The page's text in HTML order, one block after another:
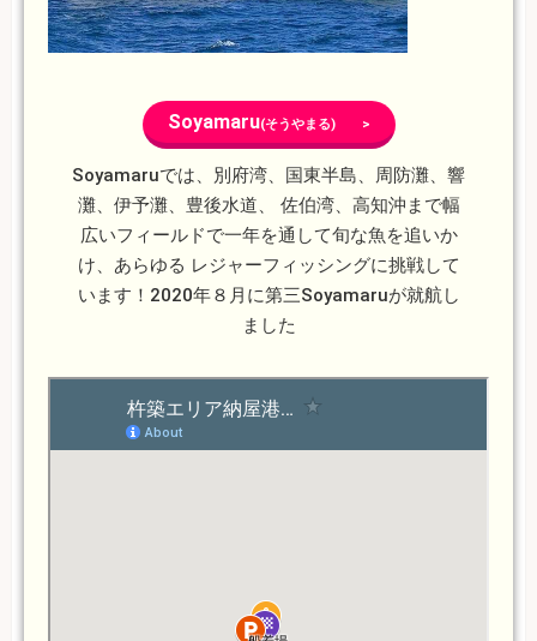
Soyamaru(そうやまる) >
Soyamaruでは、別府湾、国東半島、周防灘、響
灘、伊予灘、豊後水道、 佐伯湾、高知沖まで幅
広いフィールドで一年を通して旬な魚を追いか
け、あらゆる レジャーフィッシングに挑戦して
います！2020年８月に第三Soyamaruが就航し
ました